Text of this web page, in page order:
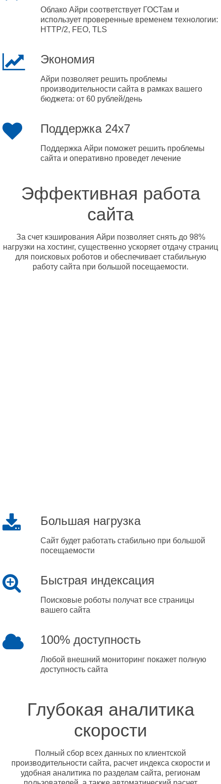
Облако Айри соответствует ГОСТам и
использует проверенные временем технологии:
HTTP/2, FEO, TLS
Экономия
Айри позволяет решить проблемы
производительности сайта в рамках вашего
бюджета: от 60 рублей/день
Поддержка 24x7
Поддержка Айри поможет решить проблемы
сайта и оперативно проведет лечение
Эффективная работа
сайта
За счет кэширования Айри позволяет снять до 98%
нагрузки на хостинг, существенно ускоряет отдачу страниц
для поисковых роботов и обеспечивает стабильную
работу сайта при большой посещаемости.
Большая нагрузка
Сайт будет работать стабильно при большой
посещаемости
Быстрая индексация
Поисковые роботы получат все страницы
вашего сайта
100% доступность
Любой внешний мониторинг покажет полную
доступность сайта
Глубокая аналитика
скорости
Полный сбор всех данных по клиентской
производительности сайта, расчет индекса скорости и
удобная аналитика по разделам сайта, регионам